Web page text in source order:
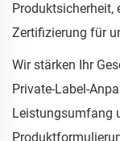
Produktsicherheit,
Zertifizierung für
Wir stärken Ihr
Private-Label-
Leistungsumfang